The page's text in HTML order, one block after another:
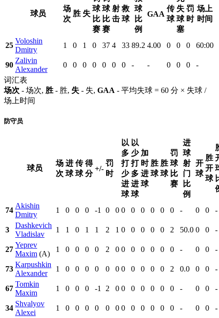
球员
场
次
胜 失
球
比
赛
球
比
赛
射
击
救
球
球
比
例
GAA
传
球
失
球
塞
罚
时
场上
时间
25
Voloshin
Dmitry
1 0 1 0 37 4 33 89.2 4.00 0 0 0 60:00
90
Zalivin
Alexander
0 0 0 0 0 0 0 - - 0 0 0
-
词汇表
场次 - 场次, 胜 - 胜, 失 - 失, GAA - 平均失球 = 60 分 × 失球 /
场上时间
防守员
球员
场
次
进
球
传
球
得
分
+/-
罚
时
以
多
打
少
进
球
以
少
打
多
进
球
加
时
进
球
胜
球
胜
球
罚
球
比
赛
进
球
射
门
比
例
开
球
胜
开
球
74
Akishin
Dmitry
1 0 0 0 -1 0 0 0 0 0 0 0 0 - 0 0 -
3
Dashkevich
Vladislav
1 1 0 1 1 2 1 0 0 0 0 0 2 50.0 0 0 -
27
Yeprev
Maxim (A)
1 0 0 0 0 2 0 0 0 0 0 0 0 - 0 0 -
73
Karpushkin
Alexander
1 0 0 0 0 0 0 0 0 0 0 0 2 0.0 0 0 -
67
Tomkin
Maxim
1 0 0 0 -1 2 0 0 0 0 0 0 0 - 0 0 -
34
Shvalyov
Alexei
1 0 0 0 0 0 0 0 0 0 0 0 0 - 0 0 -